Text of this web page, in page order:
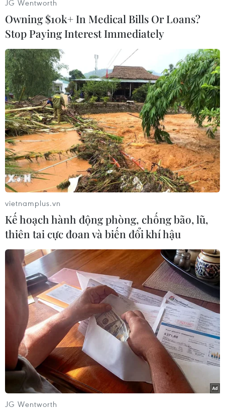
khác như La Haye, Utrecht cũng đã ban hành
những án phạt tương tự đối với những người vi
phạm quy định về giãn cách xã hội./.
Vi Diệu
(Vietnam+)
JG Wentworth
Owning $10k+ In Medical Bills Or Loans?
Stop Paying Interest Immediately
vietnamplus.vn
Kế hoạch hành động phòng, chống bão, lũ,
thiên tai cực đoan và biến đổi khí hậu
JG Wentworth